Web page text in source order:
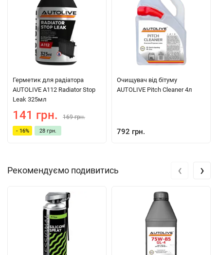
Герметик для радіатора
AUTOLIVE A112 Radiator Stop
Leak 325мл
141 грн. 169 грн.
- 16% 28 грн.
Очищувач від бітуму
AUTOLIVE Pitch Cleaner 4л
792 грн.
Рекомендуємо подивитись ‹ ›